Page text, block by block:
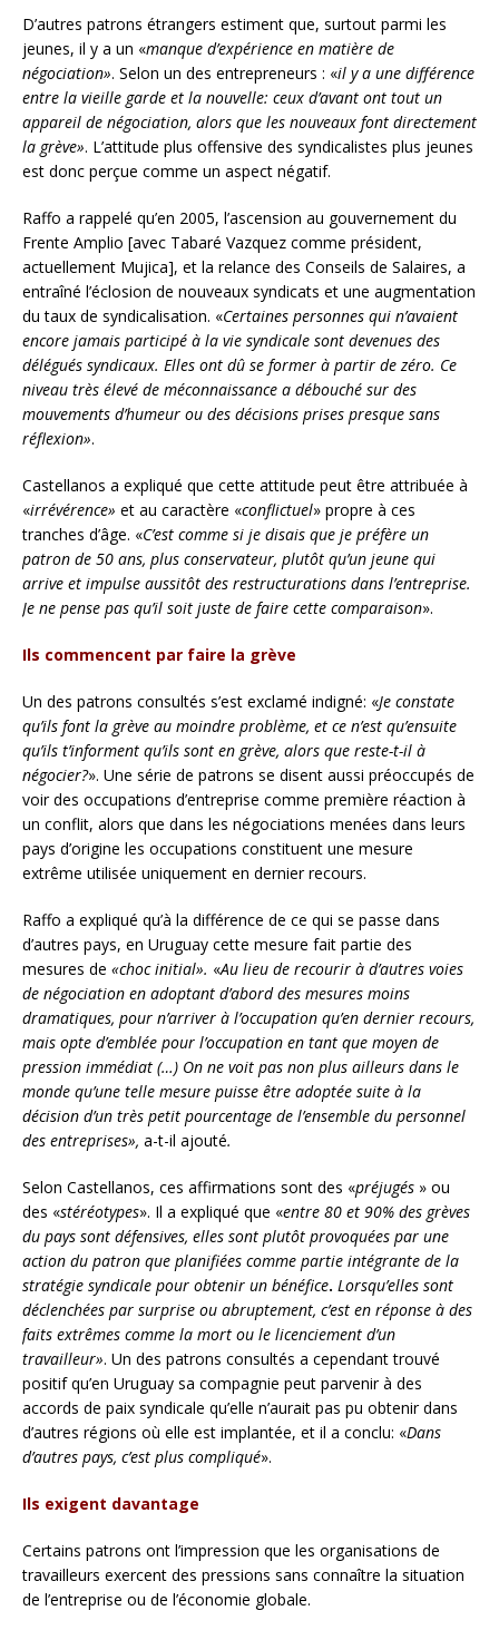
D’autres patrons étrangers estiment que, surtout parmi les
jeunes, il y a un «manque d’expérience en matière de
négociation». Selon un des entrepreneurs : «il y a une différence
entre la vieille garde et la nouvelle: ceux d’avant ont tout un
appareil de négociation, alors que les nouveaux font directement
la grève». L’attitude plus offensive des syndicalistes plus jeunes
est donc perçue comme un aspect négatif.
Raffo a rappelé qu’en 2005, l’ascension au gouvernement du
Frente Amplio [avec Tabaré Vazquez comme président,
actuellement Mujica], et la relance des Conseils de Salaires, a
entraîné l’éclosion de nouveaux syndicats et une augmentation
du taux de syndicalisation. «Certaines personnes qui n’avaient
encore jamais participé à la vie syndicale sont devenues des
délégués syndicaux. Elles ont dû se former à partir de zéro. Ce
niveau très élevé de méconnaissance a débouché sur des
mouvements d’humeur ou des décisions prises presque sans
réflexion».
Castellanos a expliqué que cette attitude peut être attribuée à
«irrévérence» et au caractère «conflictuel» propre à ces
tranches d’âge. «C’est comme si je disais que je préfère un
patron de 50 ans, plus conservateur, plutôt qu’un jeune qui
arrive et impulse aussitôt des restructurations dans l’entreprise.
Je ne pense pas qu’il soit juste de faire cette comparaison».
Ils commencent par faire la grève
Un des patrons consultés s’est exclamé indigné: «Je constate
qu’ils font la grève au moindre problème, et ce n’est qu’ensuite
qu’ils t’informent qu’ils sont en grève, alors que reste-t-il à
négocier?». Une série de patrons se disent aussi préoccupés de
voir des occupations d’entreprise comme première réaction à
un conflit, alors que dans les négociations menées dans leurs
pays d’origine les occupations constituent une mesure
extrême utilisée uniquement en dernier recours.
Raffo a expliqué qu’à la différence de ce qui se passe dans
d’autres pays, en Uruguay cette mesure fait partie des
mesures de «choc initial». «Au lieu de recourir à d’autres voies
de négociation en adoptant d’abord des mesures moins
dramatiques, pour n’arriver à l’occupation qu’en dernier recours,
mais opte d’emblée pour l’occupation en tant que moyen de
pression immédiat (…) On ne voit pas non plus ailleurs dans le
monde qu’une telle mesure puisse être adoptée suite à la
décision d’un très petit pourcentage de l’ensemble du personnel
des entreprises», a-t-il ajouté.
Selon Castellanos, ces affirmations sont des «préjugés » ou
des «stéréotypes». Il a expliqué que «entre 80 et 90% des grèves
du pays sont défensives, elles sont plutôt provoquées par une
action du patron que planifiées comme partie intégrante de la
stratégie syndicale pour obtenir un bénéfice. Lorsqu’elles sont
déclenchées par surprise ou abruptement, c’est en réponse à des
faits extrêmes comme la mort ou le licenciement d’un
travailleur». Un des patrons consultés a cependant trouvé
positif qu’en Uruguay sa compagnie peut parvenir à des
accords de paix syndicale qu’elle n’aurait pas pu obtenir dans
d’autres régions où elle est implantée, et il a conclu: «Dans
d’autres pays, c’est plus compliqué».
Ils exigent davantage
Certains patrons ont l’impression que les organisations de
travailleurs exercent des pressions sans connaître la situation
de l’entreprise ou de l’économie globale.